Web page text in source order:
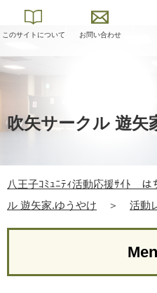
このサイトについて お問い合わせ
吹矢サークル 遊矢
八王子ｺﾐｭﾆﾃｨ活動応援ｻｲﾄ は
ル 遊矢家.ゆうやけ
＞ 活動